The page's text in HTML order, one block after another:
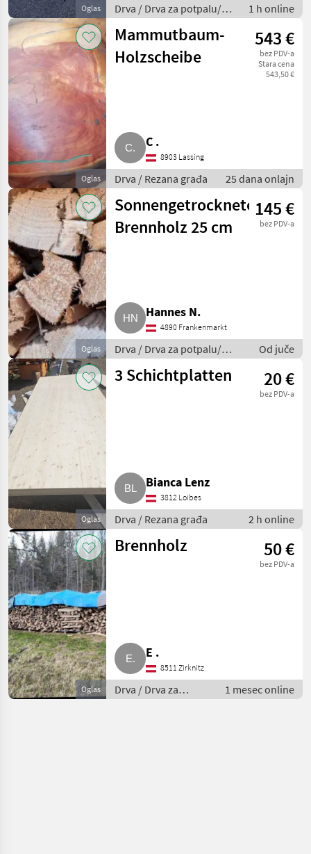
Oglas
Drva / Drva za potpalu/
cijepanice
1 h online
Oglas
Mammutbaum-
Holzscheibe
543 €
bez PDV-a
Stara cena
543,50 €
C .
8903 Lassing
Drva / Rezana građa 25 dana onlajn
Oglas
Sonnengetrocknetes
Brennholz 25 cm
145 €
bez PDV-a
Hannes N.
4890 Frankenmarkt
Drva / Drva za potpalu/
cijepanice
Od juče
Oglas
3 Schichtplatten 20 €
bez PDV-a
Bianca Lenz
3812 Loibes
Drva / Rezana građa 2 h online
Oglas
Brennholz 50 €
bez PDV-a
E .
8511 Zirknitz
Drva / Drva za
potpalu/ cijepanice
1 mesec online